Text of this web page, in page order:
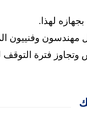
لهذا.
مهندسون وفنييون
فترة التوقف